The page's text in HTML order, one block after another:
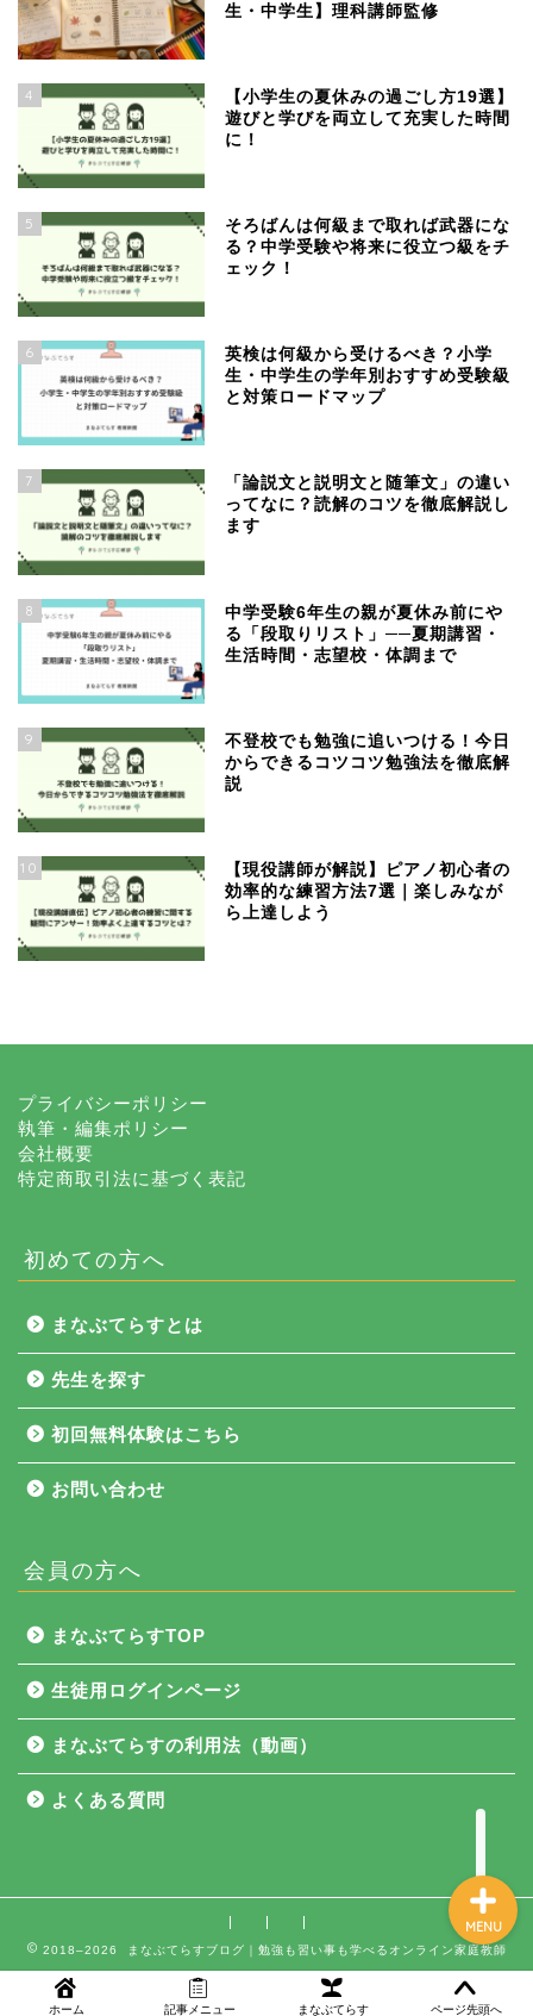
生・中学生】理科講師監修
4
【小学生の夏休みの過ごし方19選】
遊びと学びを両立して充実した時間
に！
5
そろばんは何級まで取れば武器にな
る？中学受験や将来に役立つ級をチ
ェック！
6
英検は何級から受けるべき？小学
生・中学生の学年別おすすめ受験級
と対策ロードマップ
7
「論説文と説明文と随筆文」の違い
ってなに？読解のコツを徹底解説し
ます
8
中学受験6年生の親が夏休み前にや
る「段取りリスト」──夏期講習・
生活時間・志望校・体調まで
9
不登校でも勉強に追いつける！今日
からできるコツコツ勉強法を徹底解
説
10
【現役講師が解説】ピアノ初心者の
効率的な練習方法7選｜楽しみなが
ら上達しよう
プライバシーポリシー
執筆・編集ポリシー
会社概要
特定商取引法に基づく表記
初めての方へ
まなぶてらすとは
先生を探す
初回無料体験はこちら
お問い合わせ
会員の方へ
まなぶてらすTOP
生徒用ログインページ
まなぶてらすの利用法（動画）
よくある質問
2018–2026 まなぶてらすブログ｜勉強も習い事も学べるオンライン家庭教師
ホーム 記事メニュー まなぶてらす ページ先頭へ
MENU
NEWS
まなぶてらす活用法
教育コラム